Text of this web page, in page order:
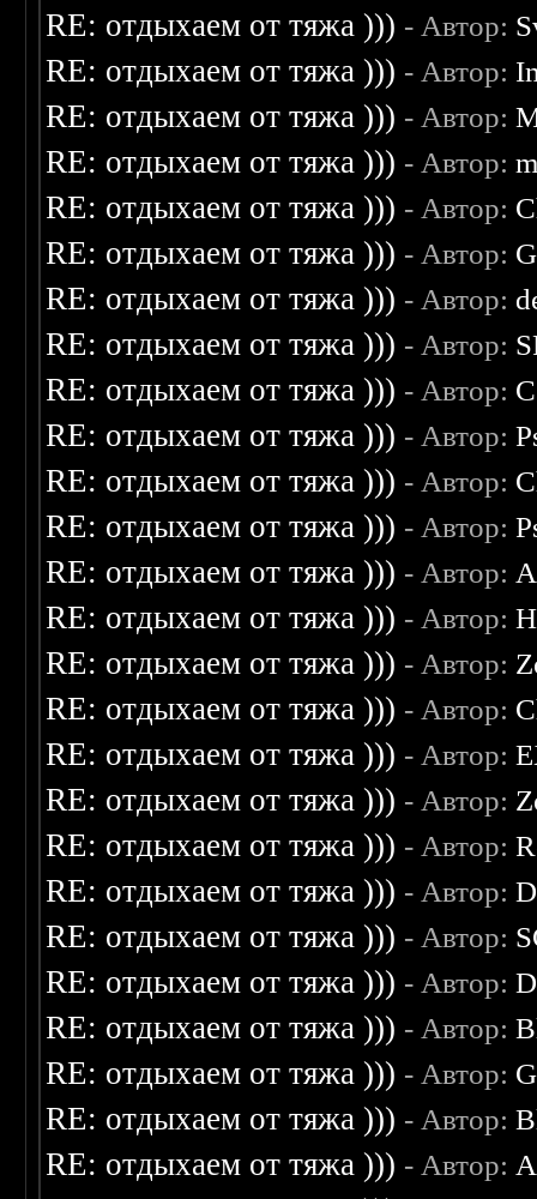
RE: отдыхаем от тяжа ))) - Автор:
RE: отдыхаем от тяжа ))) - Автор:
RE: отдыхаем от тяжа ))) - Автор:
RE: отдыхаем от тяжа ))) - Автор:
RE: отдыхаем от тяжа ))) - Автор:
RE: отдыхаем от тяжа ))) - Автор:
RE: отдыхаем от тяжа ))) - Автор:
RE: отдыхаем от тяжа ))) - Автор:
RE: отдыхаем от тяжа ))) - Автор:
RE: отдыхаем от тяжа ))) - Автор:
RE: отдыхаем от тяжа ))) - Автор:
RE: отдыхаем от тяжа ))) - Автор:
RE: отдыхаем от тяжа ))) - Автор:
RE: отдыхаем от тяжа ))) - Автор:
RE: отдыхаем от тяжа ))) - Автор:
RE: отдыхаем от тяжа ))) - Автор:
RE: отдыхаем от тяжа ))) - Автор:
RE: отдыхаем от тяжа ))) - Автор:
RE: отдыхаем от тяжа ))) - Автор:
RE: отдыхаем от тяжа ))) - Автор:
RE: отдыхаем от тяжа ))) - Автор:
RE: отдыхаем от тяжа ))) - Автор:
RE: отдыхаем от тяжа ))) - Автор:
RE: отдыхаем от тяжа ))) - Автор:
RE: отдыхаем от тяжа ))) - Автор:
RE: отдыхаем от тяжа ))) - Автор: